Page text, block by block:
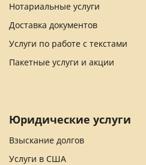
Нотариальные услуги
Доставка документов
Услуги по работе с текстами
Пакетные услуги и акции
Юридические услуги
Взыскание долгов
Услуги в США